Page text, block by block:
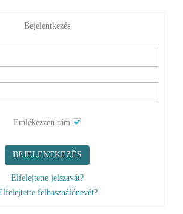
Elfelejtette jelszavát?